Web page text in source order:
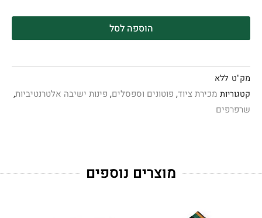
הוספה לסל
מק"ט ללא
קטגוריות מכירת ציוד, פוטונים וספסלים, פינות ישיבה אלטרנטיביות,
שרפרפים
מוצרים נוספים